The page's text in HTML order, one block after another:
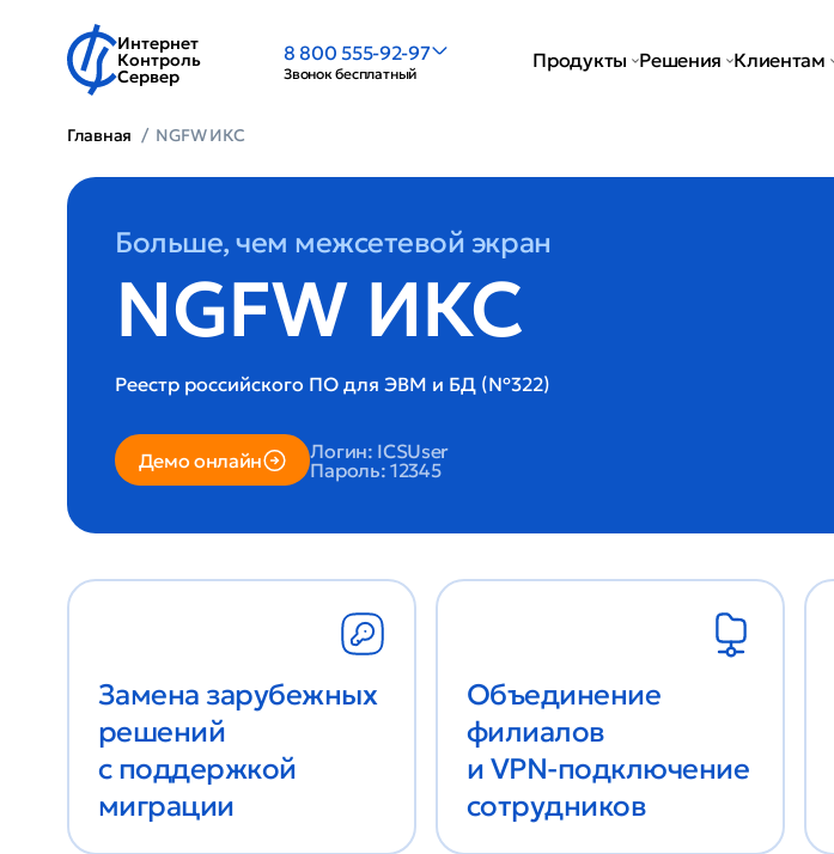
Интернет
Контроль
Сервер
8 800 555-92-97
Звонок бесплатный
Продукты Решения Клиентам
Главная NGFW ИКС
Больше, чем межсетевой экран
NGFW ИКС
Реестр российского ПО для ЭВМ и БД (№322)
Демо онлайн
Логин: ICSUser
Пароль: 12345
Замена зарубежных
решений
с поддержкой
миграции
Объединение
филиалов
и VPN-подключение
сотрудников